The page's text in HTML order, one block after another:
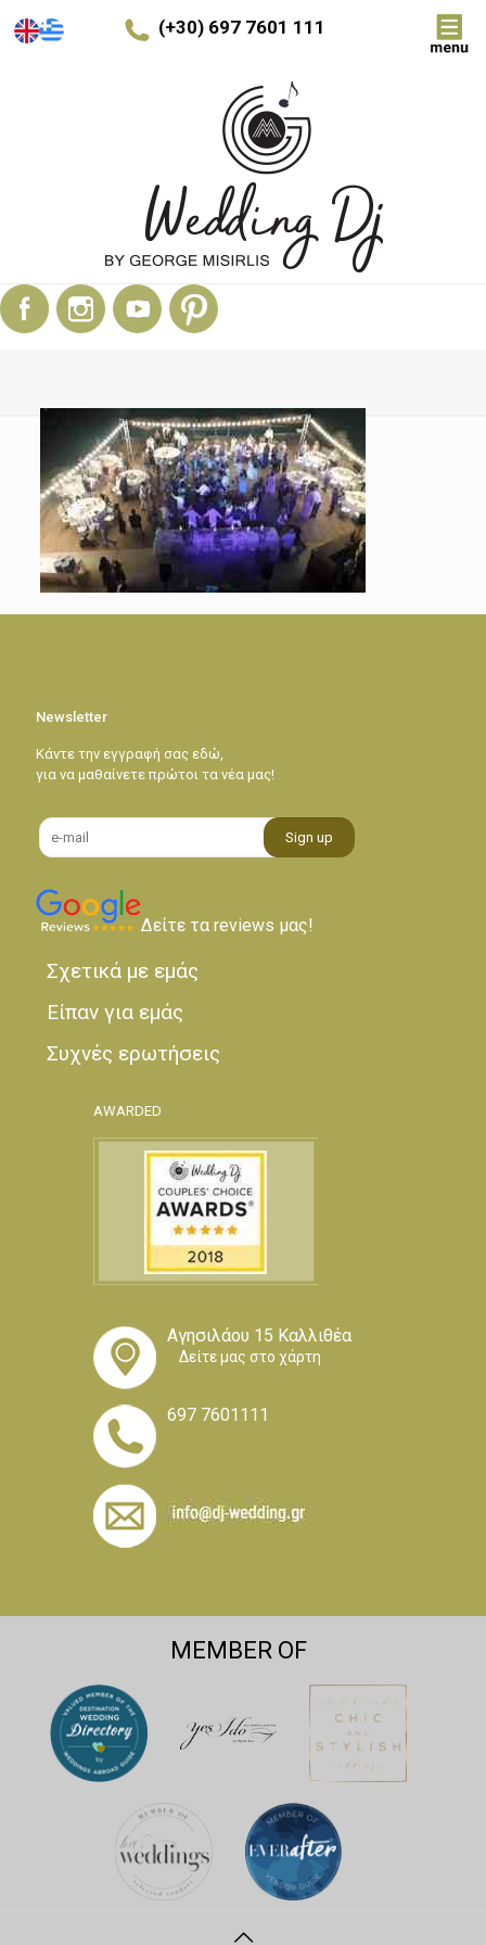
(+30) 697 7601 111
Newsletter
Κάντε την εγγραφή σας εδώ,
για να μαθαίνετε πρώτοι τα νέα μας!
Δείτε τα reviews μας!
Σχετικά με εμάς
Είπαν για εμάς
Συχνές ερωτήσεις
AWARDED
Αγησιλάου 15 Καλλιθέα
Δείτε μας στο χάρτη
697 7601111
MEMBER OF